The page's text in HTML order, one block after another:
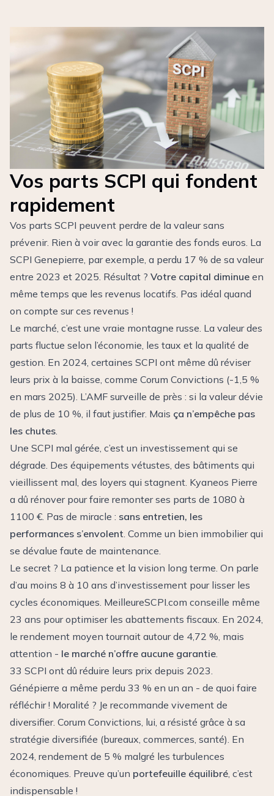
Vos parts SCPI qui fondent
rapidement
Vos parts SCPI peuvent perdre de la valeur sans
prévenir. Rien à voir avec la garantie des fonds euros. La
SCPI Genepierre, par exemple, a perdu 17 % de sa valeur
entre 2023 et 2025. Résultat ? Votre capital diminue en
même temps que les revenus locatifs. Pas idéal quand
on compte sur ces revenus !
Le marché, c’est une vraie montagne russe. La valeur des
parts fluctue selon l’économie, les taux et la qualité de
gestion. En 2024, certaines SCPI ont même dû réviser
leurs prix à la baisse, comme Corum Convictions (-1,5 %
en mars 2025). L’AMF surveille de près : si la valeur dévie
de plus de 10 %, il faut justifier. Mais ça n’empêche pas
les chutes.
Une SCPI mal gérée, c’est un investissement qui se
dégrade. Des équipements vétustes, des bâtiments qui
vieillissent mal, des loyers qui stagnent. Kyaneos Pierre
a dû rénover pour faire remonter ses parts de 1080 à
1100 €. Pas de miracle : sans entretien, les
performances s’envolent. Comme un bien immobilier qui
se dévalue faute de maintenance.
Le secret ? La patience et la vision long terme. On parle
d’au moins 8 à 10 ans d’investissement pour lisser les
cycles économiques. MeilleureSCPI.com conseille même
23 ans pour optimiser les abattements fiscaux. En 2024,
le rendement moyen tournait autour de 4,72 %, mais
attention - le marché n’offre aucune garantie.
33 SCPI ont dû réduire leurs prix depuis 2023.
Génépierre a même perdu 33 % en un an - de quoi faire
réfléchir ! Moralité ? Je recommande vivement de
diversifier. Corum Convictions, lui, a résisté grâce à sa
stratégie diversifiée (bureaux, commerces, santé). En
2024, rendement de 5 % malgré les turbulences
économiques. Preuve qu’un portefeuille équilibré, c’est
indispensable !